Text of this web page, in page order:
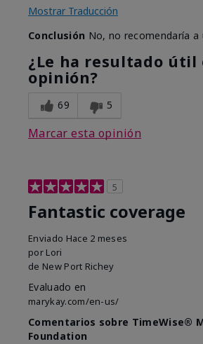
Mostrar Traducción
Conclusión No, no recomendaría a
¿Le ha resultado útil
opinión?
69 5
Marcar esta opinión
5
Fantastic coverage
Enviado Hace 2 meses
por Lori
de New Port Richey
Evaluado en
marykay.com/en-us/
Comentarios sobre TimeWise®
Foundation